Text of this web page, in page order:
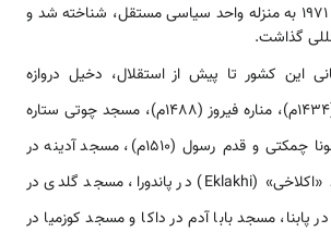
در 1971 به منزله واحد سیاسی مستقل، شناخته شد و
گذاشت.
این کشور تا پیش از استقلال، دخیل دروازه
(1465م)، گل مسجد (1434م)، مناره فیروز (1488م)، مسجد چوتی ستاره
(1510م)، مسجد باروسونا چمکتی و قدم رسول (1510م)، مسجد آدینه در
پاندورا (1864م)، گنبد «اکلاخی» (Eklakhi) در پاندورا، مسجد گلدی در
پابنا، مسجد بابا آدم در داکا و مسجد کوزمیا در